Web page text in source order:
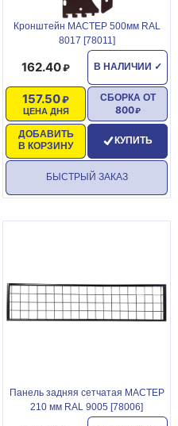
Кронштейн МАСТЕР 500мм RAL
8017 [78011]
В НАЛИЧИИ ✓
162.40
ЦЕНА ДНЯ
157.50
ДОБАВИТЬ
В КОРЗИНУ
СБОРКА ОТ
800
КУПИТЬ
БЫСТРЫЙ ЗАКАЗ
Панель задняя сетчатая МАСТЕР
210 мм RAL 9005 [78006]